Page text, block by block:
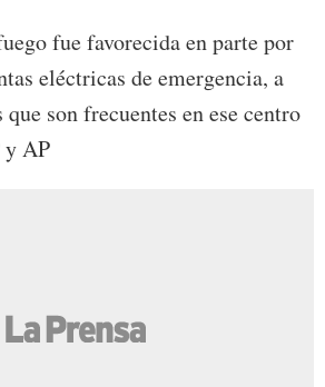
fue favorecida en parte por
eléctricas de emergencia, a
que son frecuentes en ese centro
y AP